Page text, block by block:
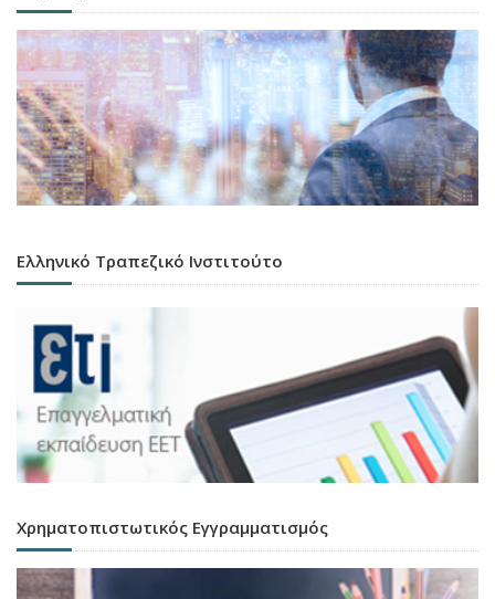
Ελληνικό Τραπεζικό Ινστιτούτο
Χρηματοπιστωτικός Εγγραμματισμός